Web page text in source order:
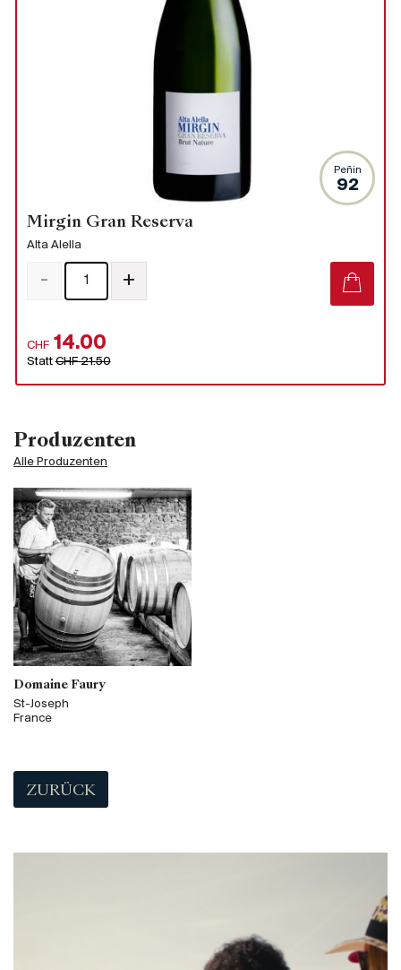
Produzenten
Alle Produzenten
Domaine Faury
St-Joseph
France
ZURÜCK
Peñin
92
Mirgin Gran Reserva
Alta Alella
CHF 14.00
StattCHF 21.50
- +